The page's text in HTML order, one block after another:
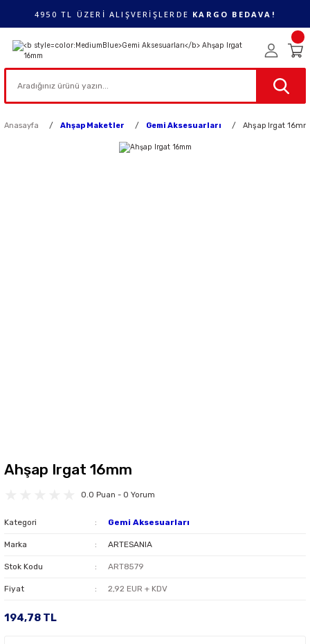
4950 TL ÜZERİ ALIŞVERİŞLERDE KARGO BEDAVA!
Anasayfa Ahşap Maketler Gemi Aksesuarları Ahşap Irgat 16mm
Ahşap Irgat 16mm
0.0 Puan - 0 Yorum
Kategori Gemi Aksesuarları
Marka ARTESANIA
Stok Kodu ART8579
Fiyat 2,92 EUR + KDV
194,78 TL